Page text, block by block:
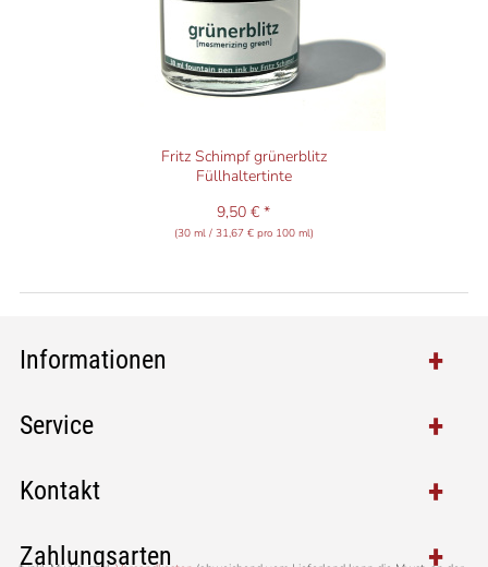
Fritz Schimpf grünerblitz
Füllhaltertinte
9,50 € *
(30 ml / 31,67 € pro 100 ml)
Informationen
Service
Kontakt
Zahlungsarten